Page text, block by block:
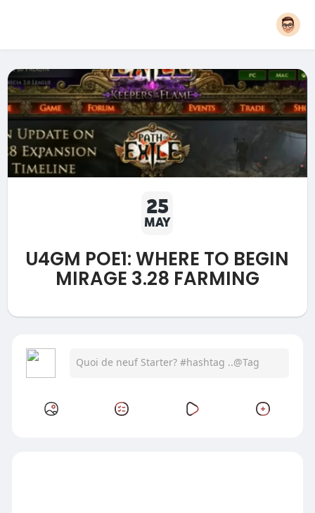
25
MAY
U4GM POE1: WHERE TO BEGIN
MIRAGE 3.28 FARMING